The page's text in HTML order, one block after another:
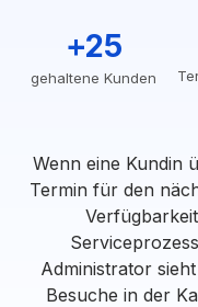
+25
gehaltene Kunden
Wenn eine Kundin
Termin für den
Administrator
Besuche in der